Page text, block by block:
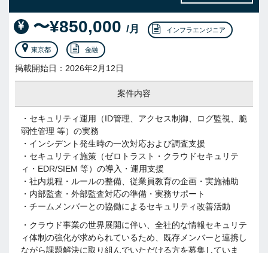
〜¥850,000 /月 インフラエンジニア
東京都 金融
掲載開始日：2026年2月12日
案件内容
・セキュリティ運用（ID管理、アクセス制御、ログ監視、脆
弱性管理 等）の実務
・インシデント発生時の一次対応および調査支援
・セキュリティ施策（ゼロトラスト・クラウドセキュリテ
ィ・EDR/SIEM 等）の導入・運用支援
・社内規程・ルールの整備、従業員教育の企画・実施補助
・内部監査・外部監査対応の準備・実務サポート
・チームメンバーとの協働によるセキュリティ改善活動
・クラウド事業の世界展開に伴い、全社的な情報セキュリテ
ィ体制の強化が求められているため、既存メンバーと連携し
ながら課題解決に取り組んでいただける方を募集していま